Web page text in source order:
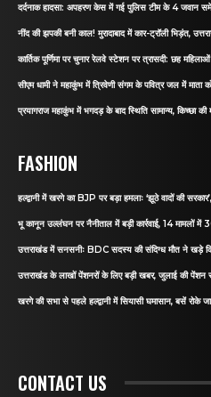
दर्दनाक हादसा: अपहरण केस में गई पुलिस टीम के 4 जवान
नींद की झपकी बनी काल! मुरादाबाद में कार-ट्रॉली भिड़ंत,
कार्तिक पूर्णिमा पर चुनार रेलवे स्टेशन पर त्रासदी: छह
सीएम धामी ने महाकुंभ में त्रिवेणी संगम के पवित्र जल में माता
प्रयागराज महाकुंभ में भगदड़ के बाद स्थिति सामान्य, किच्छा की
FASHION
हल्द्वानी में खरगे का BJP पर बड़ा हमलाः ‘झूठे वादों की
भू कानून उल्लंघन पर नैनीताल में बड़ी कार्रवाई, 14 मामलों में
उत्तराखंड में सनसनीः BDC सदस्य की संदिग्ध मौत ने खड़े
उत्तराखंड के लाखों पेंशनरों के लिए बड़ी खबर, जुलाई की पेंशन
खरगे की सभा से पहले हल्द्वानी में सियासी घमासान, बसें रोके
CONTACT US